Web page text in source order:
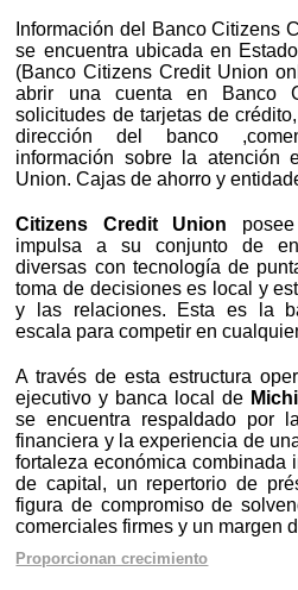
Información del Banco Citizens
se encuentra ubicada en
(Banco Citizens Credit Union
abrir una cuenta en Banco
solicitudes de tarjetas de
dirección del banco
información sobre la atención
Union. Cajas de ahorro y
Citizens Credit Union
impulsa a su conjunto de
diversas con tecnología de
toma de decisiones es local y
y las relaciones. Esta es la
escala para competir en
A través de esta estructura
ejecutivo y banca local de
se encuentra respaldado por
financiera y la experiencia de
fortaleza económica combinada
de capital, un repertorio de
figura de compromiso de
comerciales firmes y un margen
Proporcionan crecimiento